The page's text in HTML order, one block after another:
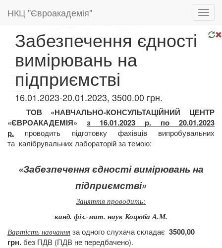
НКЦ "Євроакадемія"
Забезпечення єдності
вимірювань на
підприємстві
16.01.2023-20.01.2023, 3500.00 грн.
ТОВ «НАВЧАЛЬНО-КОНСУЛЬТАЦІЙНИЙ ЦЕНТР
«ЄВРОАКАДЕМІЯ» з 16.01.2023 р. по 20.01.2023
р.
проводить підготовку фахівців випробувальних
та калібрувальних лабораторій за темою:
«Забезпечення єдності вимірювань на
підприємстві»
Заняття проводить:
канд. фіз.-мат. наук Коцюба А.М.
Вартість навчання за одного слухача складає 3500,00
грн. без ПДВ (ПДВ не передбачено).